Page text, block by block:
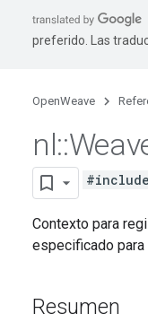
preferido. Las
OpenWeave
nl::
Contexto para
especificado
Resumen